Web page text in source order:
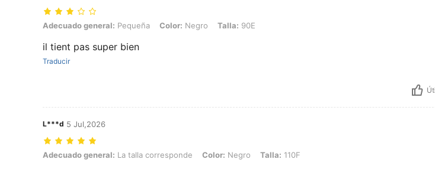
Adecuado general: Pequeña, Color: Negro, Talla: 90E
Adecuado general: Pequeña Color: Negro Talla: 90E
il tient pas super bien
Traducir
L***d 5 Jul,2026
Adecuado general: La talla corresponde, Color: Negro, Talla: 110F
Adecuado general: La talla corresponde Color: Negro Talla: 110F